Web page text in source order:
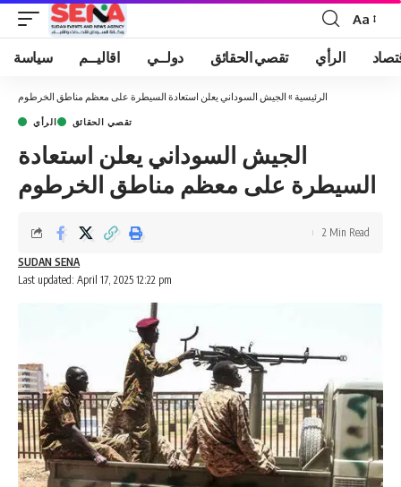
Font
Resizer
Aa
سياسة اقاليــم دولــي تقصي الحقائق الرأي
الرئيسية » الجيش السوداني يعلن استعادة السيطرة على معظم مناطق الخرطوم
الرأي تقصي الحقائق
الجيش السوداني يعلن استعادة
السيطرة على معظم مناطق الخرطوم
Last updated: April 17, 2025 12:22 pm
SUDAN SENA
2 Min Read